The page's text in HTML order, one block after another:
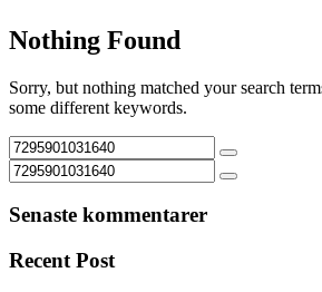
Nothing Found
Sorry, but nothing matched your search
some different keywords.
Senaste kommentarer
Recent Post